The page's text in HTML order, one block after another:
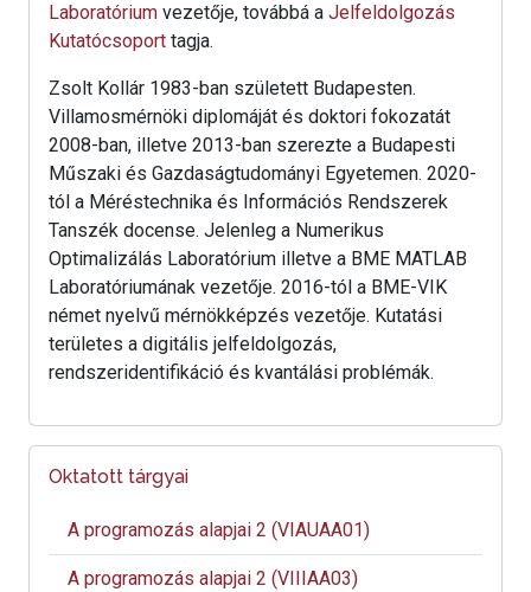
Laboratórium vezetője, továbbá a Jelfeldolgozás
Kutatócsoport tagja.
Zsolt Kollár 1983-ban született Budapesten.
Villamosmérnöki diplomáját és doktori fokozatát
2008-ban, illetve 2013-ban szerezte a Budapesti
Műszaki és Gazdaságtudományi Egyetemen. 2020-
tól a Méréstechnika és Információs Rendszerek
Tanszék docense. Jelenleg a Numerikus
Optimalizálás Laboratórium illetve a BME MATLAB
Laboratóriumának vezetője. 2016-tól a BME-VIK
német nyelvű mérnökképzés vezetője. Kutatási
területes a digitális jelfeldolgozás,
rendszeridentifikáció és kvantálási problémák.
Oktatott tárgyai
A programozás alapjai 2 (VIAUAA01)
A programozás alapjai 2 (VIIIAA03)